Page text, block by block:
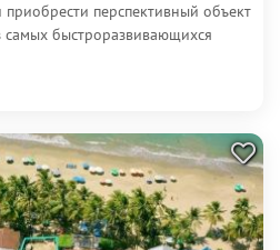
перспективный объект
быстроразвивающихся